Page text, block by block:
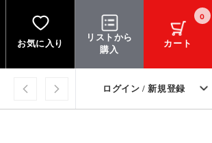
お気に入り
リストから
購入
カート
0
ログイン / 新規登録